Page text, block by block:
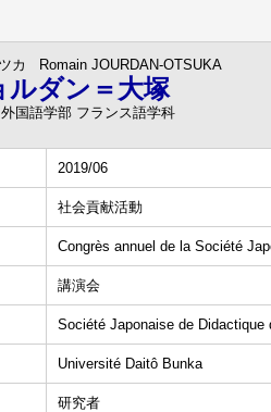
カ Romain JOURDAN-OTSUKA
ルダン＝大塚
国語学部 フランス語学科
2019/06
社会貢献活動
Congrès annuel de la Société
講演会
Société Japonaise de Didactique
Université Daitô Bunka
研究者